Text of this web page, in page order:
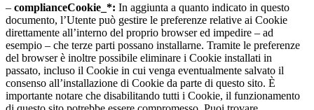
– complianceCookie_*: In aggiunta a quanto indicato in questo
documento, l’Utente può gestire le preferenze relative ai Cookie
direttamente all’interno del proprio browser ed impedire – ad
esempio – che terze parti possano installarne. Tramite le preferenze
del browser è inoltre possibile eliminare i Cookie installati in
passato, incluso il Cookie in cui venga eventualmente salvato il
consenso all’installazione di Cookie da parte di questo sito. È
importante notare che disabilitando tutti i Cookie, il funzionamento